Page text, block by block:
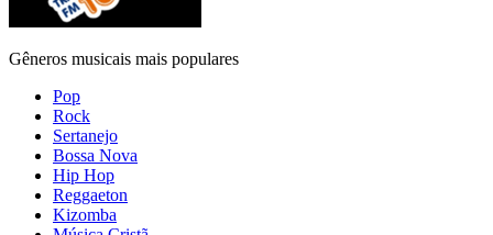
Gêneros musicais mais populares
Pop
Rock
Sertanejo
Bossa Nova
Hip Hop
Reggaeton
Kizomba